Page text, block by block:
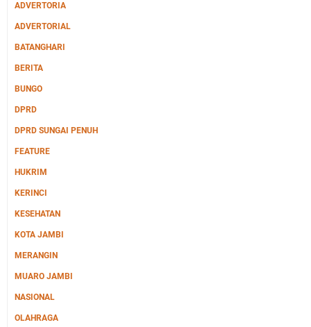
ADVERTORIA
ADVERTORIAL
BATANGHARI
BERITA
BUNGO
DPRD
DPRD SUNGAI PENUH
FEATURE
HUKRIM
KERINCI
KESEHATAN
KOTA JAMBI
MERANGIN
MUARO JAMBI
NASIONAL
OLAHRAGA